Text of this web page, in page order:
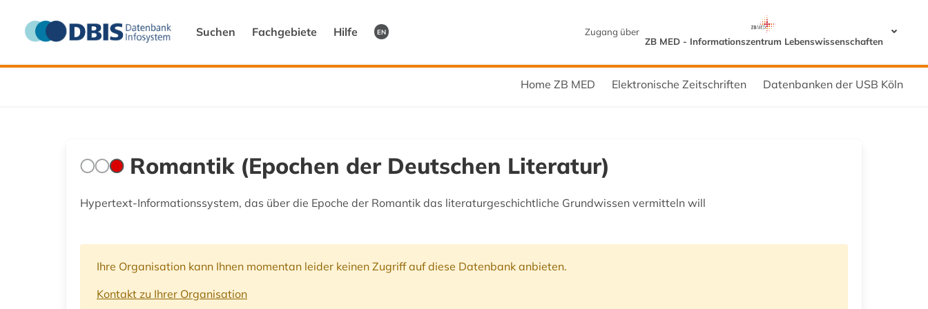
Suchen Fachgebiete Hilfe EN
Zugang über
ZB MED - Informationszentrum Lebenswissenschaften
Home ZB MED Elektronische Zeitschriften Datenbanken der USB Köln
Romantik (Epochen der Deutschen Literatur)
Hypertext-Informationssystem, das über die Epoche der Romantik das literaturgeschichtliche Grundwissen vermitteln will
Ihre Organisation kann Ihnen momentan leider keinen Zugriff auf diese Datenbank anbieten.
Kontakt zu Ihrer Organisation